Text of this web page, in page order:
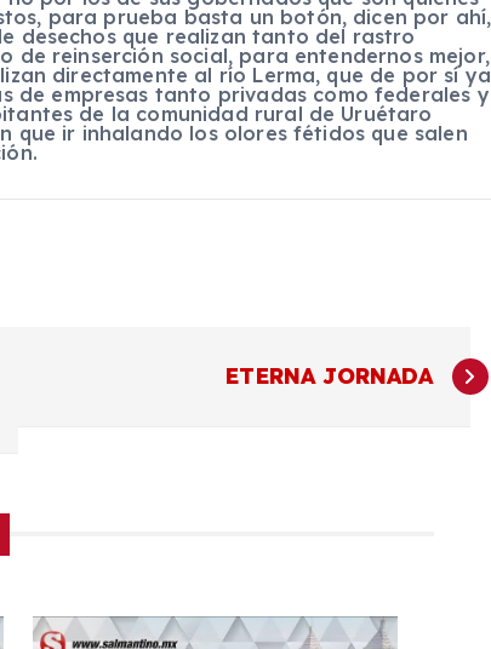
para prueba basta un botón, dicen por ahí,
desechos que realizan tanto del rastro
de reinserción social, para entendernos mejor,
directamente al río Lerma, que de por sí ya
de empresas tanto privadas como federales y
de la comunidad rural de Uruétaro
que ir inhalando los olores fétidos que salen
ETERNA JORNADA